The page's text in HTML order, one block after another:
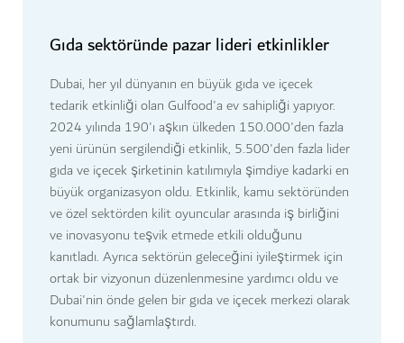
Gıda sektöründe pazar lideri etkinlikler
Dubai, her yıl dünyanın en büyük gıda ve içecek
tedarik etkinliği olan Gulfood'a ev sahipliği yapıyor.
2024 yılında 190'ı aşkın ülkeden 150.000'den fazla
yeni ürünün sergilendiği etkinlik, 5.500'den fazla lider
gıda ve içecek şirketinin katılımıyla şimdiye kadarki en
büyük organizasyon oldu. Etkinlik, kamu sektöründen
ve özel sektörden kilit oyuncular arasında iş birliğini
ve inovasyonu teşvik etmede etkili olduğunu
kanıtladı. Ayrıca sektörün geleceğini iyileştirmek için
ortak bir vizyonun düzenlenmesine yardımcı oldu ve
Dubai'nin önde gelen bir gıda ve içecek merkezi olarak
konumunu sağlamlaştırdı.